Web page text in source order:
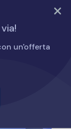
PROVA ORA
un'offerta